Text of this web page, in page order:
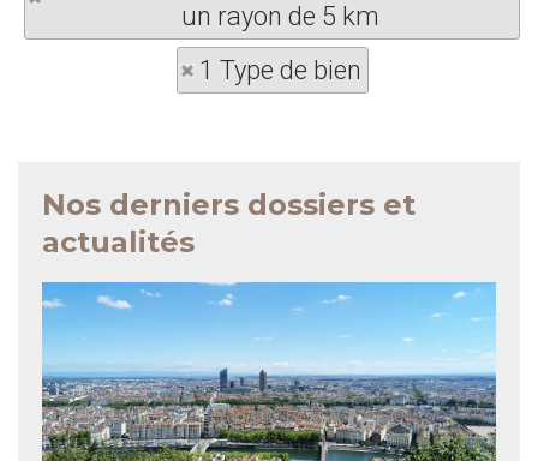
un rayon de 5 km
1 Type de bien
Nos derniers dossiers et
actualités